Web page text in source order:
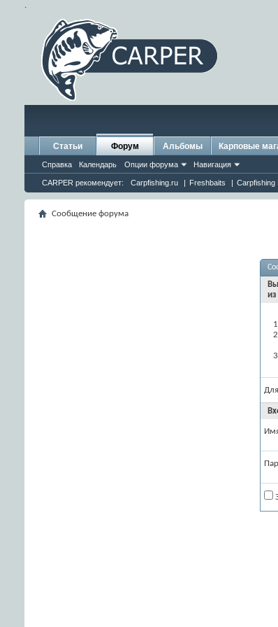
.
Статьи Форум
Справка Календарь Опции форума Навигация
CARPER рекомендует: Carpfishing.ru | Freshbaits | Carpfishing
Альбомы Карповые
Сообщение форума
из